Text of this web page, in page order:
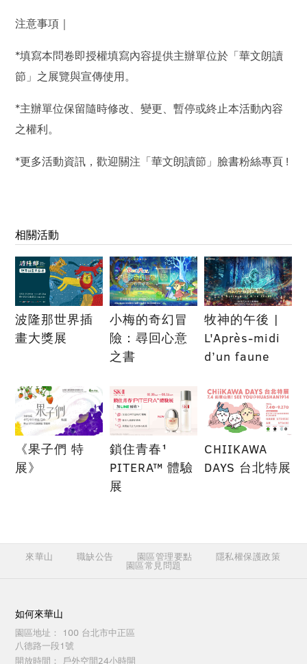
注意事項｜
*填寫本問卷即授權填寫內容提供主辦單位於「華文朗讀
節」之展覽與宣傳使用。
*主辦單位保留隨時修改、變更、暫停或終止本活動內容
之權利。
*更多活動資訊，歡迎關注「華文朗讀節」臉書粉絲專頁 !
相關活動
波隆那世界插
畫大獎展
小梅的奇幻冒
險：尋回心意
之書
牧神的午後 |
L'Après-midi
d’un faune
《果子們 特
展》
鎖住青春¹
PITERA™ 體驗
展
CHIIKAWA
DAYS 台北特展
來華山 職缺公告 園區管理要點 隱私權保護政策
園區常見問題
如何來華山
園區地址：
100 台北市中正區
八德路一段1號
開放時間：
戶外空間24小時開